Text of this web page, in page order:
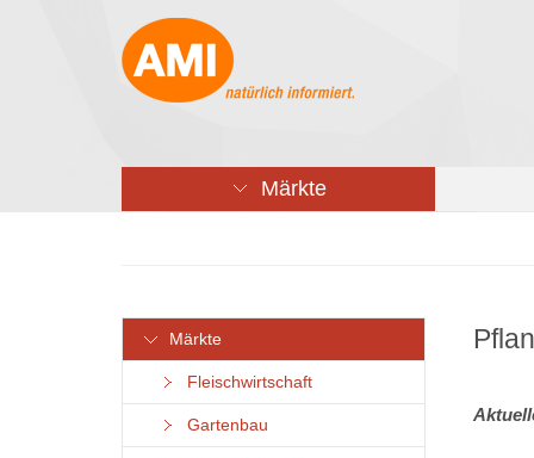
Märkte
Märkte
Fleischwirtschaft
Gartenbau